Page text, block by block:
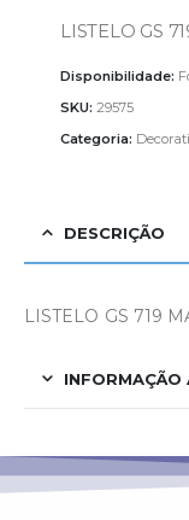
LISTELO GS
Disponibilidade:
SKU: 29575
Categoria:
DESCRIÇÃO
LISTELO GS 719
INFORMAÇÃO